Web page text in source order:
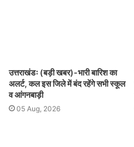
उत्तराखंडः (बड़ी खबर)-भारी बारिश का
अलर्ट, कल इस जिले में बंद रहेंगे सभी स्कूल
व आंगनबाड़ी
05 Aug, 2026